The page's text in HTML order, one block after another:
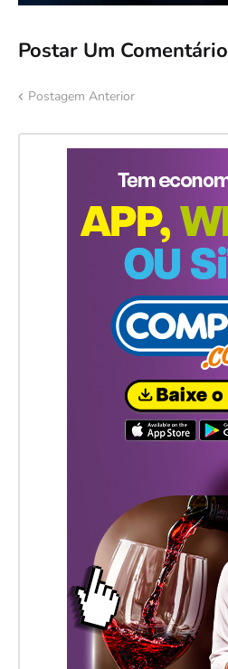
Postar Um Comentário
Postagem Anterior